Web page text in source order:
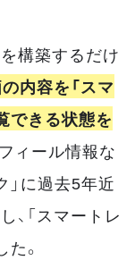
構築するだけ
内容を「スマ
できる状態を
ィール情報な
」に過去5年近
、「スマートレ
。